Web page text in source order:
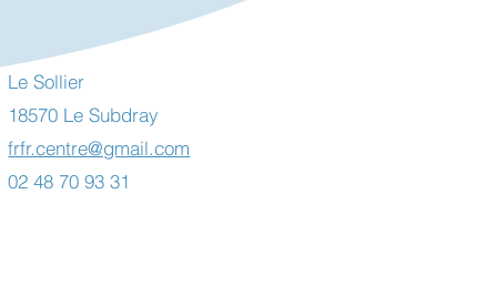
deux
et août
Le Sollier
18570 Le Subdray
frfr.centre@gmail.com
02 48 70 93 31